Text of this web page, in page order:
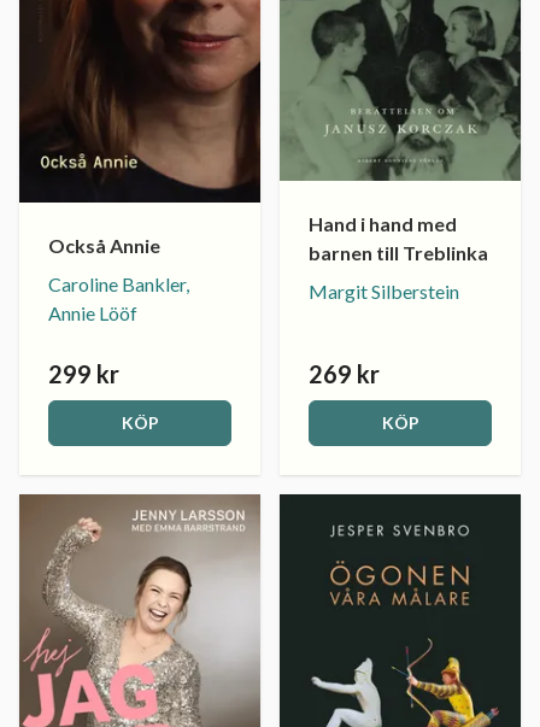
Också Annie
Caroline Bankler,
Annie Lööf
299 kr
KÖP
Hand i hand med
barnen till Treblinka
Margit Silberstein
269 kr
KÖP